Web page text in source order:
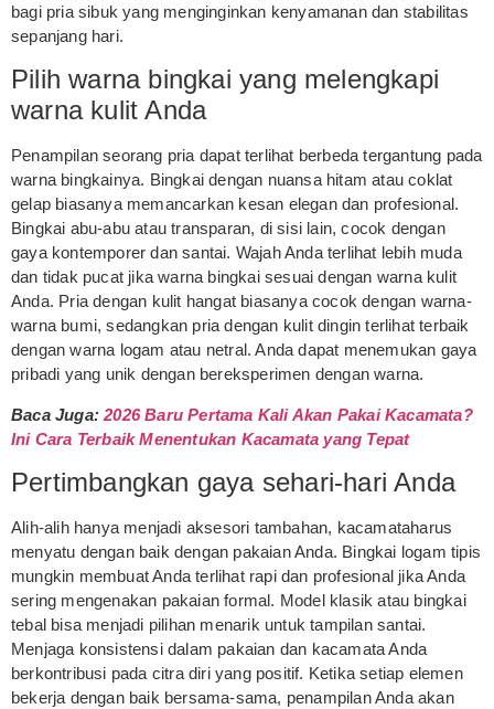
bagi pria sibuk yang menginginkan kenyamanan dan stabilitas
sepanjang hari.
Pilih warna bingkai yang melengkapi
warna kulit Anda
Penampilan seorang pria dapat terlihat berbeda tergantung pada
warna bingkainya. Bingkai dengan nuansa hitam atau coklat
gelap biasanya memancarkan kesan elegan dan profesional.
Bingkai abu-abu atau transparan, di sisi lain, cocok dengan
gaya kontemporer dan santai. Wajah Anda terlihat lebih muda
dan tidak pucat jika warna bingkai sesuai dengan warna kulit
Anda. Pria dengan kulit hangat biasanya cocok dengan warna-
warna bumi, sedangkan pria dengan kulit dingin terlihat terbaik
dengan warna logam atau netral. Anda dapat menemukan gaya
pribadi yang unik dengan bereksperimen dengan warna.
Baca Juga:2026 Baru Pertama Kali Akan Pakai Kacamata?
Ini Cara Terbaik Menentukan Kacamata yang Tepat
Pertimbangkan gaya sehari-hari Anda
Alih-alih hanya menjadi aksesori tambahan, kacamataharus
menyatu dengan baik dengan pakaian Anda. Bingkai logam tipis
mungkin membuat Anda terlihat rapi dan profesional jika Anda
sering mengenakan pakaian formal. Model klasik atau bingkai
tebal bisa menjadi pilihan menarik untuk tampilan santai.
Menjaga konsistensi dalam pakaian dan kacamata Anda
berkontribusi pada citra diri yang positif. Ketika setiap elemen
bekerja dengan baik bersama-sama, penampilan Anda akan